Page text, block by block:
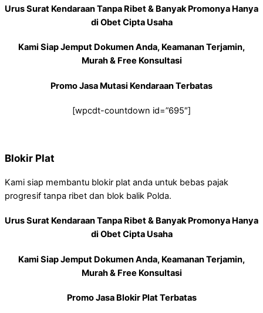
Urus Surat Kendaraan Tanpa Ribet & Banyak Promonya Hanya
di Obet Cipta Usaha
Kami Siap Jemput Dokumen Anda, Keamanan Terjamin,
Murah & Free Konsultasi
Promo Jasa Mutasi Kendaraan Terbatas
[wpcdt-countdown id=”695″]
Blokir Plat
Kami siap membantu blokir plat anda untuk bebas pajak
progresif tanpa ribet dan blok balik Polda.
Urus Surat Kendaraan Tanpa Ribet & Banyak Promonya Hanya
di Obet Cipta Usaha
Kami Siap Jemput Dokumen Anda, Keamanan Terjamin,
Murah & Free Konsultasi
Promo Jasa Blokir Plat Terbatas